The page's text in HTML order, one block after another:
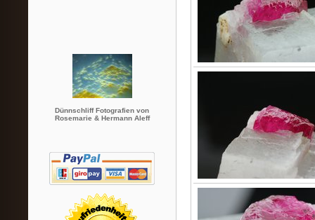
Dünnschliff Fotografien von
Rosemarie & Hermann Aleff